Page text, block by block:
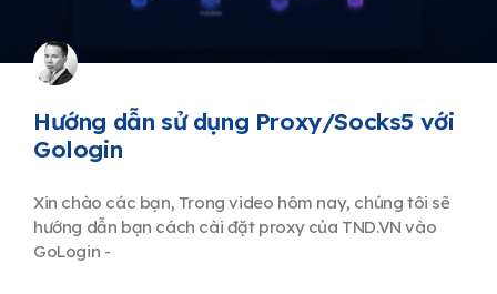
Hướng dẫn sử dụng Proxy/Socks5 với
Gologin
Xin chào các bạn, Trong video hôm nay, chúng tôi sẽ
hướng dẫn bạn cách cài đặt proxy của TND.VN vào
GoLogin -